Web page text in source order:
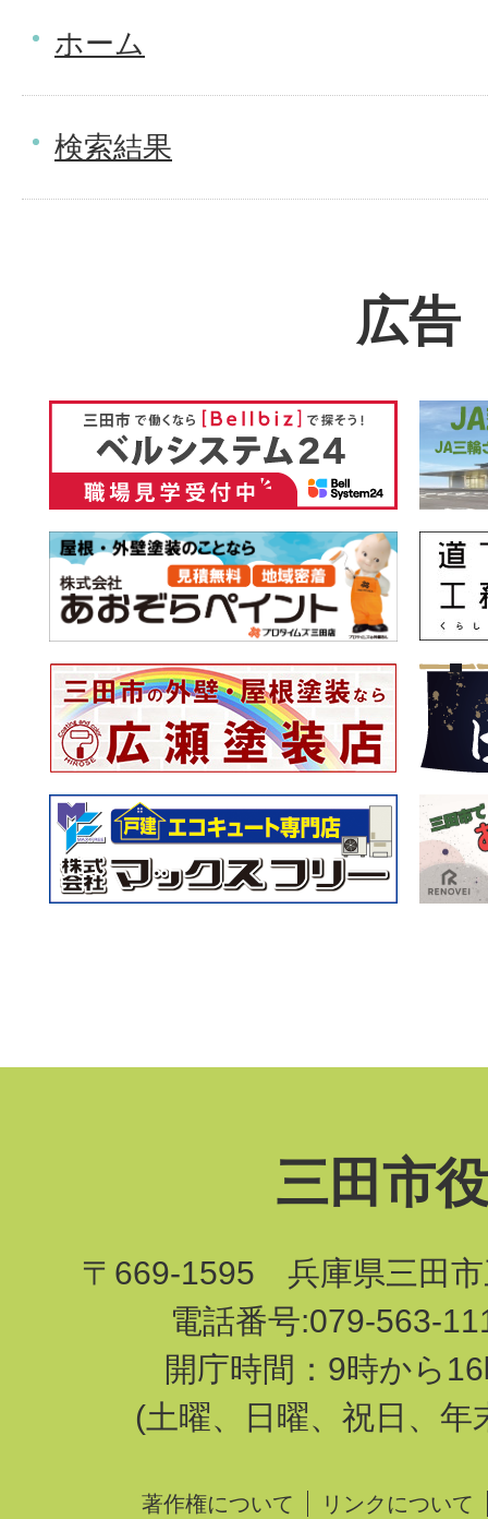
ホーム
検索結果
広告
三田市
〒669-1595 兵庫県三田市
電話番号:079-563-
開庁時間：9時から
(土曜、日曜、祝日、年
著作権について リンクについて